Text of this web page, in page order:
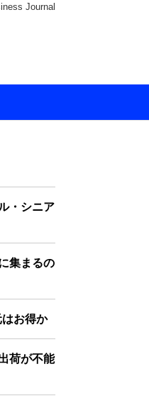
Journal
・シニア
集まるの
はお得か
荷が不能